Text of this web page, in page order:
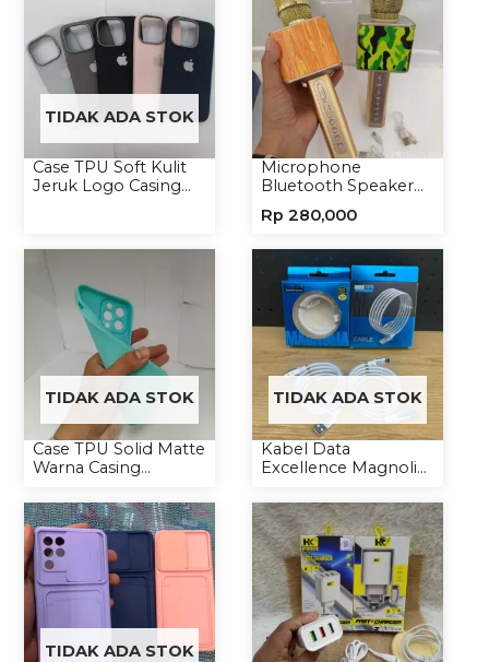
TIDAK ADA STOK
Case TPU Soft Kulit
Jeruk Logo Casing
Microphone
Bluetooth Speaker
Mikrofon Wireless
Rp 280,000
TIDAK ADA STOK
Case TPU Solid Matte
Warna Casing
TIDAK ADA STOK
Kabel Data
Excellence Magnolia
Kabel Magnet
TIDAK ADA STOK